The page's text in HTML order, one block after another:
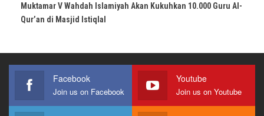
Muktamar V Wahdah Islamiyah Akan Kukuhkan 10.000 Guru Al-
Qur’an di Masjid Istiqlal
Facebook
Join us on Facebook
Youtube
Join us on Youtube